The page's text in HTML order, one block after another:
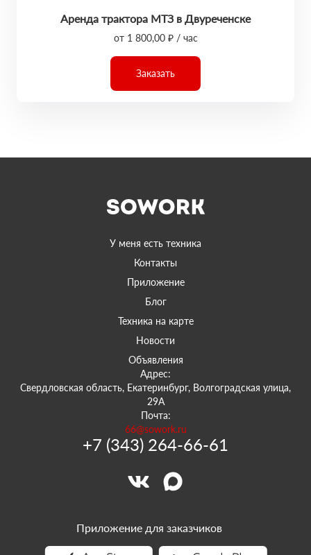
Аренда трактора МТЗ в Двуреченске
от 1 800,00 ₽ / час
Заказать
У меня есть техника
Контакты
Приложение
Блог
Техника на карте
Новости
Объявления
Адрес:
Свердловская область, Екатеринбург, Волгоградская улица,
29А
Почта:
66@sowork.ru
+7 (343) 264-66-61
Приложение для заказчиков